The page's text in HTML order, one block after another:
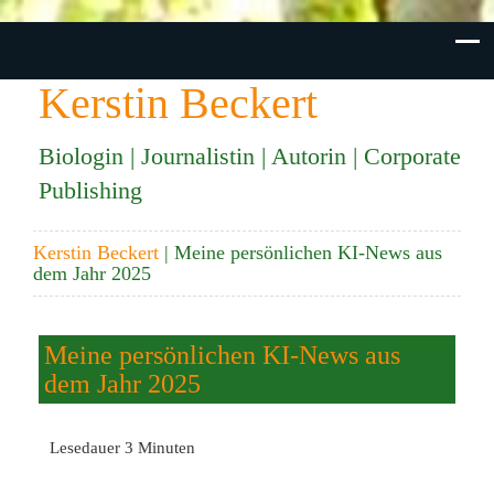
Kerstin Beckert
Biologin | Journalistin | Autorin | Corporate
Publishing
Kerstin Beckert | Meine persönlichen KI-News aus
dem Jahr 2025
Meine persönlichen KI-News aus
dem Jahr 2025
Lesedauer 3 Minuten